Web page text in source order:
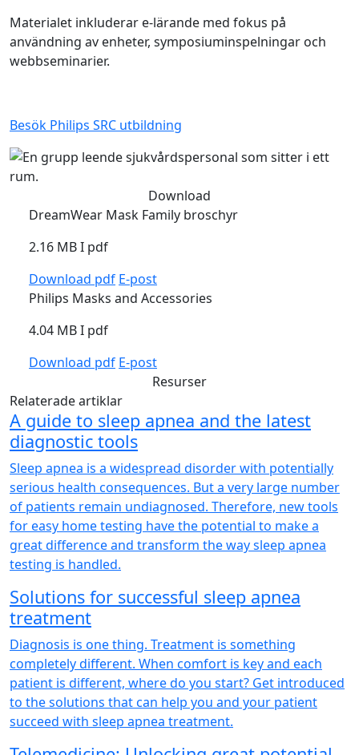
Materialet inkluderar e-lärande med fokus på
användning av enheter, symposiuminspelningar och
webbseminarier.
Besök Philips SRC utbildning
Download
DreamWear Mask Family broschyr
2.16 MB I pdf
Download pdf E-post
Philips Masks and Accessories
4.04 MB I pdf
Download pdf E-post
Resurser
Relaterade artiklar
A guide to sleep apnea and the latest
diagnostic tools
Sleep apnea is a widespread disorder with potentially
serious health consequences. But a very large number
of patients remain undiagnosed. Therefore, new tools
for easy home testing have the potential to make a
great difference and transform the way sleep apnea
testing is handled.
Solutions for successful sleep apnea
treatment
Diagnosis is one thing. Treatment is something
completely different. When comfort is key and each
patient is different, where do you start? Get introduced
to the solutions that can help you and your patient
succeed with sleep apnea treatment.